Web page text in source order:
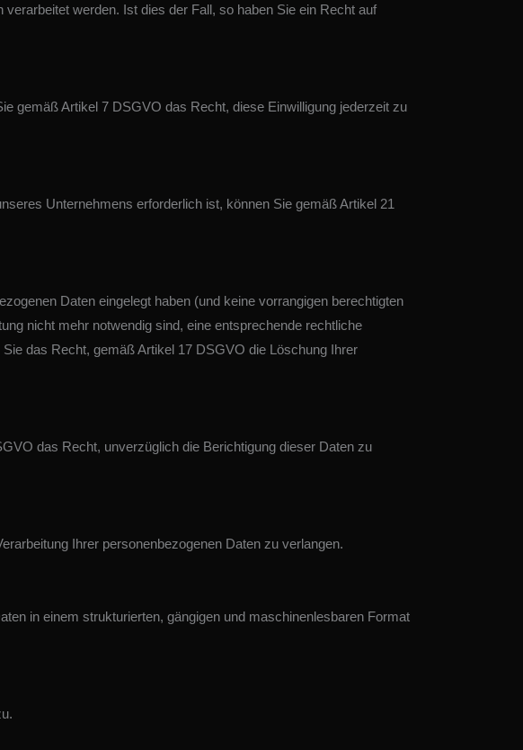
werden. Ist dies der Fall, so haben Sie ein Recht auf
gemäß Artikel 7 DSGVO das Recht, diese Einwilligung jederzeit zu
Unternehmens erforderlich ist, können Sie gemäß Artikel 21
Daten eingelegt haben (und keine vorrangigen berechtigten
nicht mehr notwendig sind, eine entsprechende rechtliche
das Recht, gemäß Artikel 17 DSGVO die Löschung Ihrer
das Recht, unverzüglich die Berichtigung dieser Daten zu
Ihrer personenbezogenen Daten zu verlangen.
in einem strukturierten, gängigen und maschinenlesbaren Format